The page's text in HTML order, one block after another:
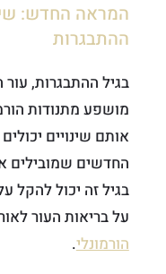
המראה החדש:
ההתבגרות
בגיל ההתבגרות, עור
מושפע מתנודות
אותם שינויים
החדשים שמובילים
בגיל זה יכול להקל
על בריאות העור
הורמונלי.